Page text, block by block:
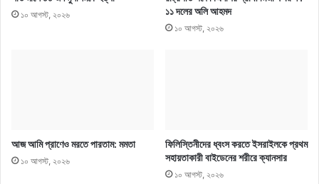
১০ আগস্ট, ২০২৬
১১ দলের অলি আহমদ
১০ আগস্ট, ২০২৬
আজ আমি প্রাণেও মরতে পারতাম: মমতা
১০ আগস্ট, ২০২৬
ফিলিস্তিনীদের ধ্বংস করতে ইসরাইলকে প্রথম
সহায়তাকারী বাইডেনের শরীরে ক্যানসার
১০ আগস্ট, ২০২৬